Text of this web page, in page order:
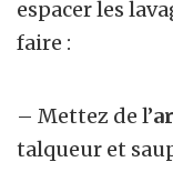
espacer les
faire :
– Mettez de l’
talqueur et